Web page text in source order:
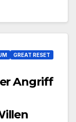
GREAT RESET
Angriff